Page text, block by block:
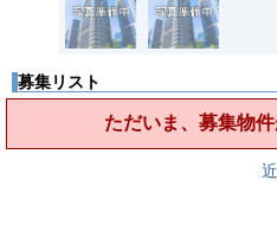
募集リスト
ただいま、募集物件